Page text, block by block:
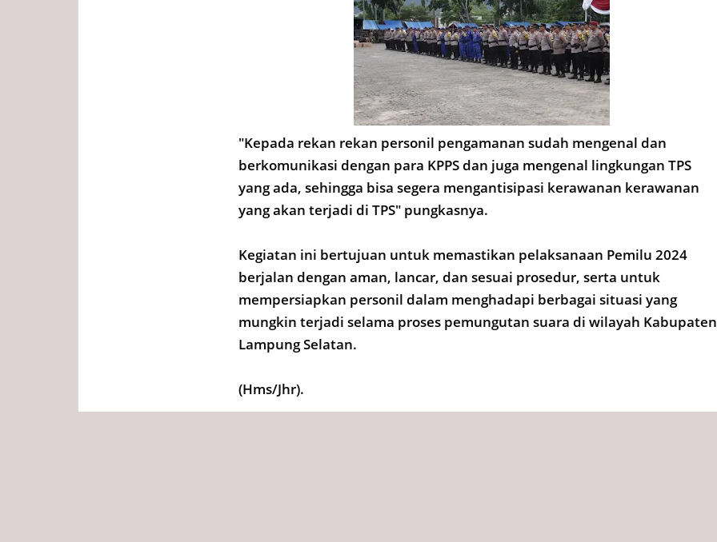
"Kepada rekan rekan personil pengamanan sudah mengenal dan
berkomunikasi dengan para KPPS dan juga mengenal lingkungan TPS
yang ada, sehingga bisa segera mengantisipasi kerawanan kerawanan
yang akan terjadi di TPS" pungkasnya.
Kegiatan ini bertujuan untuk memastikan pelaksanaan Pemilu 2024
berjalan dengan aman, lancar, dan sesuai prosedur, serta untuk
mempersiapkan personil dalam menghadapi berbagai situasi yang
mungkin terjadi selama proses pemungutan suara di wilayah Kabupaten
Lampung Selatan.
(Hms/Jhr).